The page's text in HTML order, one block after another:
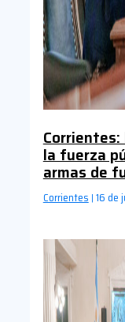
la fuerza
armas de
Corrientes | 16 de